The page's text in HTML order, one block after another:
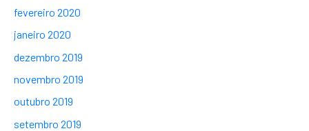
fevereiro 2020
janeiro 2020
dezembro 2019
novembro 2019
outubro 2019
setembro 2019